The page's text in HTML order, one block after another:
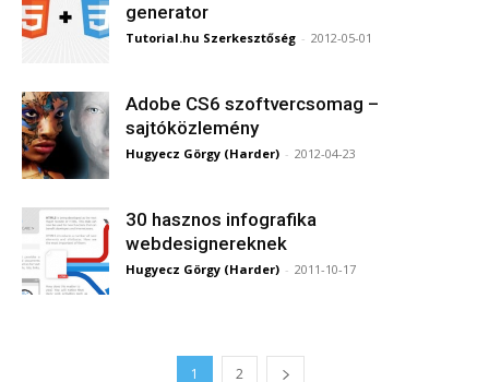
generator
Tutorial.hu Szerkesztőség - 2012-05-01
Adobe CS6 szoftvercsomag –
sajtóközlemény
Hugyecz Görgy (Harder) - 2012-04-23
30 hasznos infografika
webdesignereknek
Hugyecz Görgy (Harder) - 2011-10-17
1 2